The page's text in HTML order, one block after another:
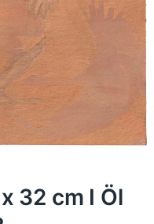
32 cm I Öl